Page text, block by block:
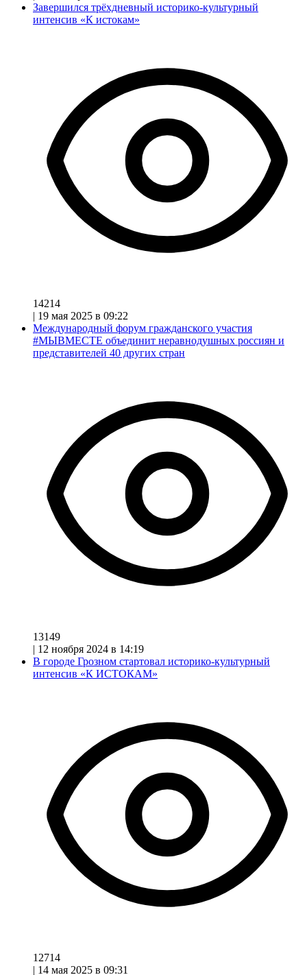
Завершился трёхдневный историко-культурный
интенсив «К истокам»
14214
| 19 мая 2025 в 09:22
Международный форум гражданского участия
#МЫВМЕСТЕ объединит неравнодушных россиян и
представителей 40 других стран
13149
| 12 ноября 2024 в 14:19
В городе Грозном стартовал историко-культурный
интенсив «К ИСТОКАМ»
12714
| 14 мая 2025 в 09:31